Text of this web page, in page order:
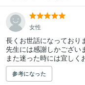
女性
長くお世話になっており
先生には感謝しかござい
また迷った時には宜しく
参考になった